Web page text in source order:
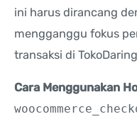
ini harus dirancang
mengganggu fokus
transaksi di
Cara Menggunakan